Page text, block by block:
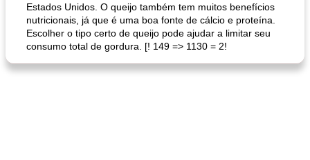
Estados Unidos. O queijo também tem muitos benefícios
nutricionais, já que é uma boa fonte de cálcio e proteína.
Escolher o tipo certo de queijo pode ajudar a limitar seu
consumo total de gordura. [! 149 => 1130 = 2!